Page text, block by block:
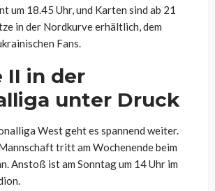
um 18.45 Uhr, und Karten sind ab 21
in der Nordkurve erhältlich, dem
Fans.
II in der
unter Druck
West geht es spannend weiter.
tritt am Wochenende beim
Anstoß ist am Sonntag um 14 Uhr im